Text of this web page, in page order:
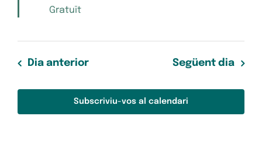
2026
Gratuït
Dia anterior Següent dia
Subscriviu-vos al calendari